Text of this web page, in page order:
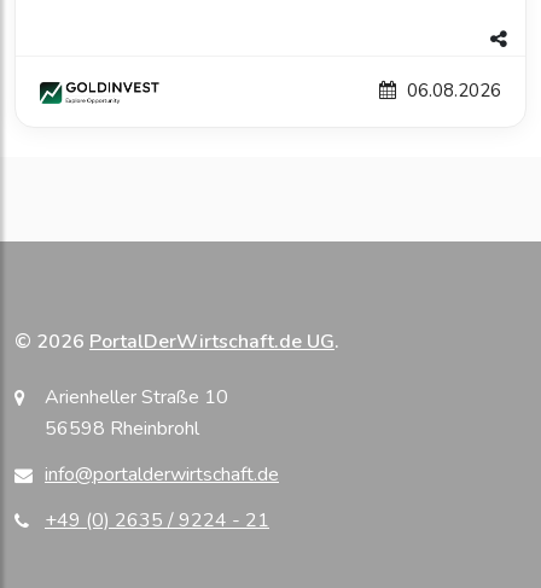
06.08.2026
© 2026 PortalDerWirtschaft.de UG.
Arienheller Straße 10
56598 Rheinbrohl
info@portalderwirtschaft.de
+49 (0) 2635 / 9224 - 21